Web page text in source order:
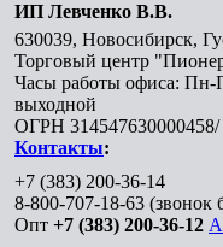
ИП Левченко В.В.
630039, Новосибирск,
Торговый центр
Часы работы офиса: Пн-
выходной
ОГРН
Контакты:
+7 (383) 200-36-14
8-800-707-18-63 (звонок
Опт +7 (383) 200-36-12